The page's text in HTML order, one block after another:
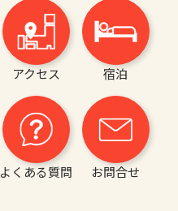
アクセス 宿泊
よくある質問 お問合せ